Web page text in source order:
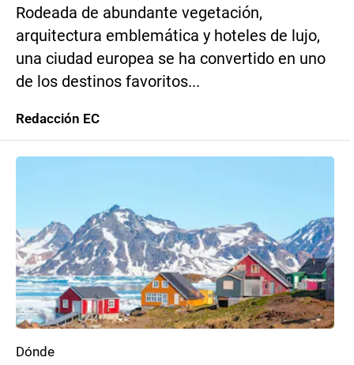
Rodeada de abundante vegetación,
arquitectura emblemática y hoteles de lujo,
una ciudad europea se ha convertido en uno
de los destinos favoritos...
Redacción EC
Dónde